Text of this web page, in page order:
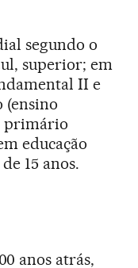
segundo o
superior; em
II e
primário
educação
15 anos.
anos atrás,